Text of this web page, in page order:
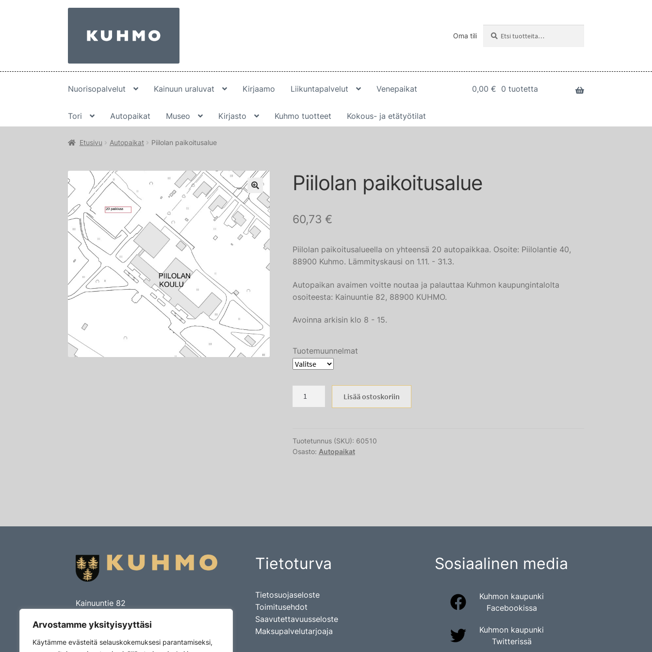
Arvostamme yksityisyyttäsi
Käytämme evästeitä selauskokemuksesi parantamiseksi,
Oma tili
Nuorisopalvelut Kainuun uraluvat Kirjaamo Liikuntapalvelut Venepaikat
Tori Autopaikat Museo Kirjasto Kuhmo tuotteet Kokous- ja etätyötilat
0,00 € 0 tuotetta
Etusivu Autopaikat Piilolan paikoitusalue
🔍
Piilolan paikoitusalue
60,73 €
Piilolan paikoitusalueella on yhteensä 20 autopaikkaa. Osoite: Piilolantie 40,
88900 Kuhmo. Lämmityskausi on 1.11. - 31.3.
Autopaikan avaimen voitte noutaa ja palauttaa Kuhmon kaupungintalolta
osoiteesta: Kainuuntie 82, 88900 KUHMO.
Avoinna arkisin klo 8 - 15.
Tuotemuunnelmat
Lisää ostoskoriin
Tuotetunnus (SKU): 60510
Osasto: Autopaikat
Kainuuntie 82
88901 Kuhmo
Tietoturva
Tietosuojaseloste
Toimitusehdot
Saavutettavuusseloste
Maksupalvelutarjoaja
Sosiaalinen media
Kuhmon kaupunki
Facebookissa
Kuhmon kaupunki
Twitterissä